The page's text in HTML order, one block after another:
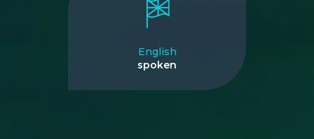
English
spoken